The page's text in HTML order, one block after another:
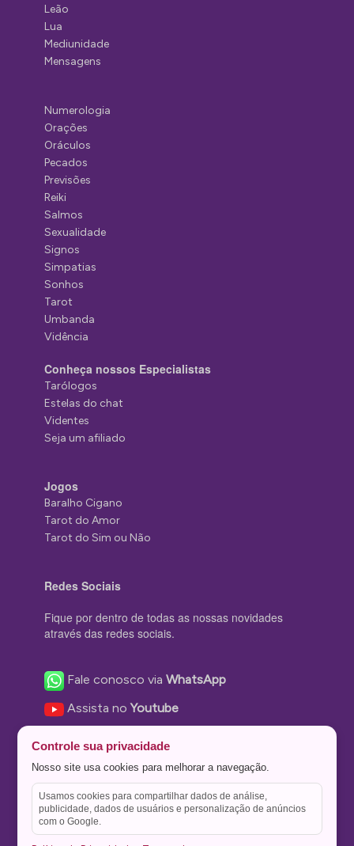
Leão
Lua
Mediunidade
Mensagens
Numerologia
Orações
Oráculos
Pecados
Previsões
Reiki
Salmos
Sexualidade
Signos
Simpatias
Sonhos
Tarot
Umbanda
Vidência
Conheça nossos Especialistas
Tarólogos
Estelas do chat
Videntes
Seja um afiliado
Jogos
Baralho Cigano
Tarot do Amor
Tarot do Sim ou Não
Redes Sociais
Fique por dentro de todas as nossas novidades
através das redes sociais.
Fale conosco viaWhatsApp
Assista noYoutube
Nos siga no Instagram
Nos siga noTwitter
Salve no
Controle sua privacidade
Nosso site usa cookies para melhorar a navegação.
Usamos cookies para compartilhar dados de análise,
publicidade, dados de usuários e personalização de anúncios
com o Google.